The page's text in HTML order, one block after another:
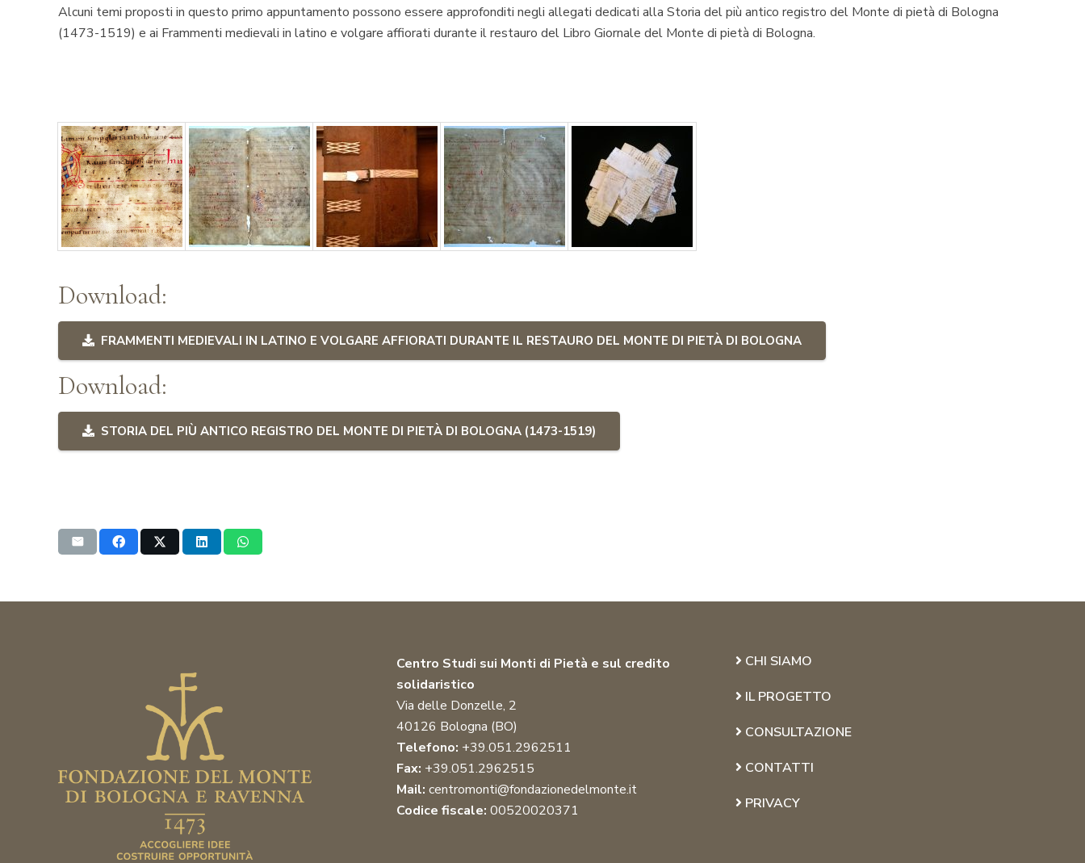
Alcuni temi proposti in questo primo appuntamento possono essere approfonditi negli allegati dedicati alla Storia del più antico registro del Monte di pietà di Bologna
(1473-1519) e ai Frammenti medievali in latino e volgare affiorati durante il restauro del Libro Giornale del Monte di pietà di Bologna.
Download:
FRAMMENTI MEDIEVALI IN LATINO E VOLGARE AFFIORATI DURANTE IL RESTAURO DEL MONTE DI PIETÀ DI BOLOGNA
Download:
STORIA DEL PIÙ ANTICO REGISTRO DEL MONTE DI PIETÀ DI BOLOGNA (1473-1519)
Centro Studi sui Monti di Pietà e sul credito
solidaristico
Via delle Donzelle, 2
40126 Bologna (BO)
Telefono: +39.051.2962511
Fax: +39.051.2962515
Mail: centromonti@fondazionedelmonte.it
Codice fiscale: 00520020371
CHI SIAMO
IL PROGETTO
CONSULTAZIONE
CONTATTI
PRIVACY